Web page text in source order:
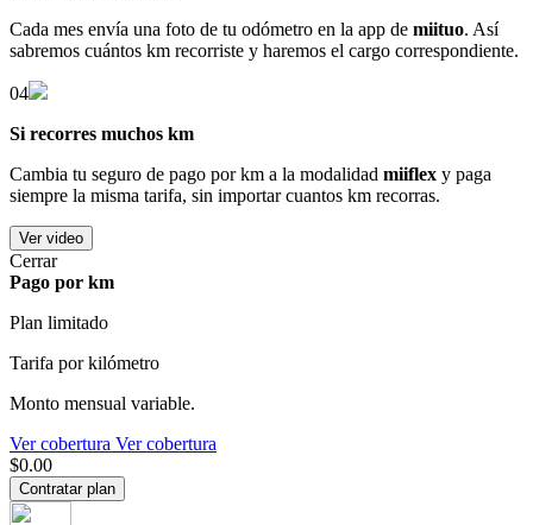
Cada mes envía una foto de tu odómetro en la app de miituo. Así
sabremos cuántos km recorriste y haremos el cargo correspondiente.
04
Si recorres muchos km
Cambia tu seguro de pago por km a la modalidad miiflex y paga
siempre la misma tarifa, sin importar cuantos km recorras.
Ver video
Cerrar
Pago por km
Plan limitado
Tarifa por kilómetro
Monto mensual variable.
Ver cobertura Ver cobertura
$0.00
Contratar plan